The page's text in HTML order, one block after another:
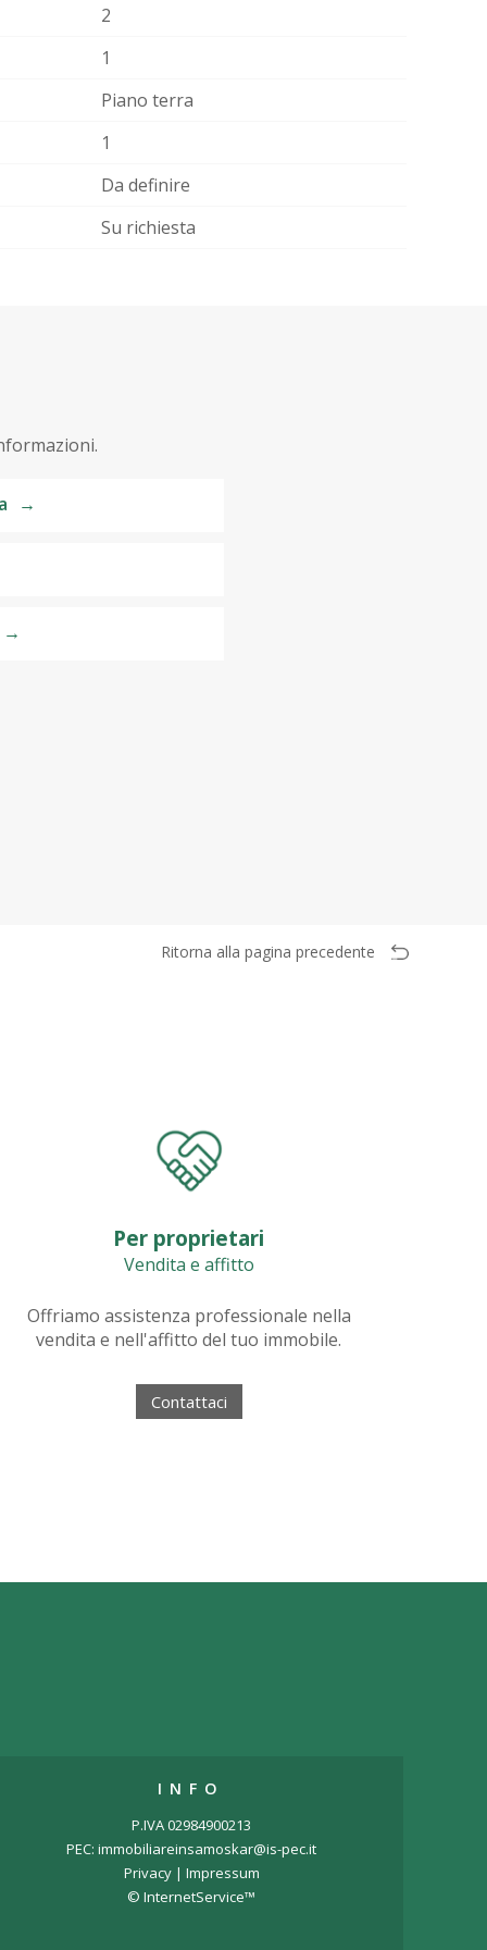
2
1
Piano terra
1
Da definire
Su richiesta
→
→
Ritorna alla pagina precedente
Per proprietari
Vendita e affitto
Offriamo assistenza professionale nella
vendita e nell'affitto del tuo immobile.
Contattaci
INFO
P.IVA 02984900213
PEC: immobiliareinsamoskar@is-pec.it
Privacy| Impressum
© InternetService™